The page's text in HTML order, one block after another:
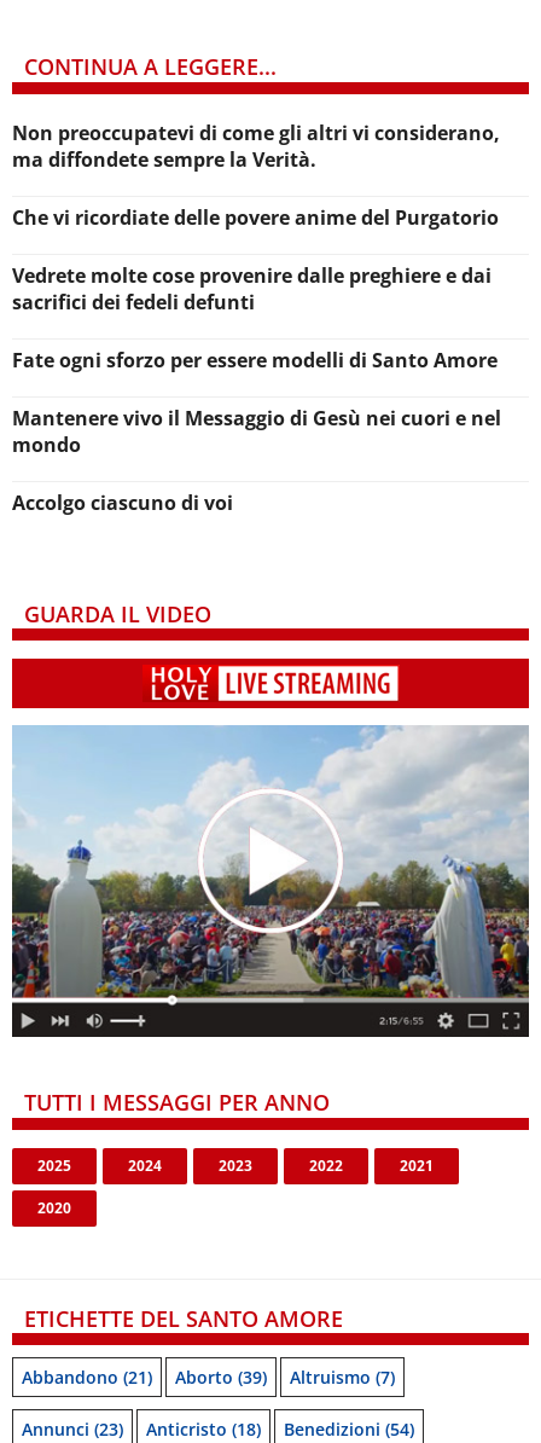
CONTINUA A LEGGERE...
Non preoccupatevi di come gli altri vi considerano,
ma diffondete sempre la Verità.
Che vi ricordiate delle povere anime del Purgatorio
Vedrete molte cose provenire dalle preghiere e dai
sacrifici dei fedeli defunti
Fate ogni sforzo per essere modelli di Santo Amore
Mantenere vivo il Messaggio di Gesù nei cuori e nel
mondo
Accolgo ciascuno di voi
GUARDA IL VIDEO
TUTTI I MESSAGGI PER ANNO
2025 2024 2023 2022 2021
2020
ETICHETTE DEL SANTO AMORE
Abbandono (21) Aborto (39) Altruismo (7)
Annunci (23) Anticristo (18) Benedizioni (54)